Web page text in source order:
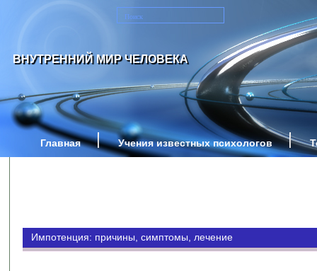
ВНУТРЕННИЙ МИР ЧЕЛОВЕКА
Главная Учения известных психологов
Импотенция: причины, симптомы, лечение